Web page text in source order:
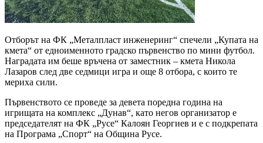
Отборът на ФК „Металпласт инженеринг“ спечели „Купата на
кмета“ от едноименното градско първенство по мини футбол.
Наградата им беше връчена от заместник – кмета Никола
Лазаров след две седмици игра и още 8 отбора, с които те
мериха сили.
Първенството се проведе за девета поредна година на
игрищата на комплекс „Дунав“, като негов организатор е
председателят на ФК „Русе“ Калоян Георгиев и е с подкрепата
на Програма „Спорт“ на Община Русе.